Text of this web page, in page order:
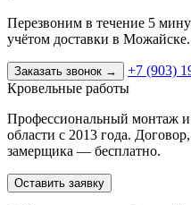
Перезвоним в течение 5
учётом доставки в Можайске.
Заказать звонок →
+7 (903)
Кровельные работы
Профессиональный монтаж
области с 2013 года.
замерщика — бесплатно.
Оставить заявку